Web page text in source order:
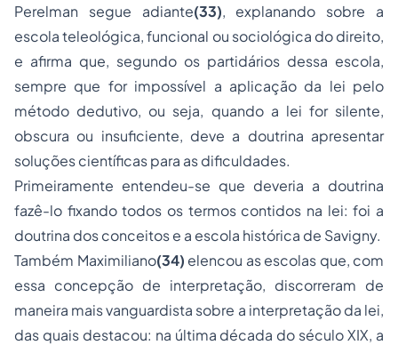
Perelman segue adiante(33), explanando sobre a
escola teleológica, funcional ou sociológica do direito,
e afirma que, segundo os partidários dessa escola,
sempre que for impossível a aplicação da lei pelo
método dedutivo, ou seja, quando a lei for silente,
obscura ou insuficiente, deve a doutrina apresentar
soluções científicas para as dificuldades.
Primeiramente entendeu-se que deveria a doutrina
fazê-lo fixando todos os termos contidos na lei: foi a
doutrina dos conceitos e a escola histórica de Savigny.
Também Maximiliano(34) elencou as escolas que, com
essa concepção de interpretação, discorreram de
maneira mais vanguardista sobre a interpretação da lei,
das quais destacou: na última década do século XIX, a